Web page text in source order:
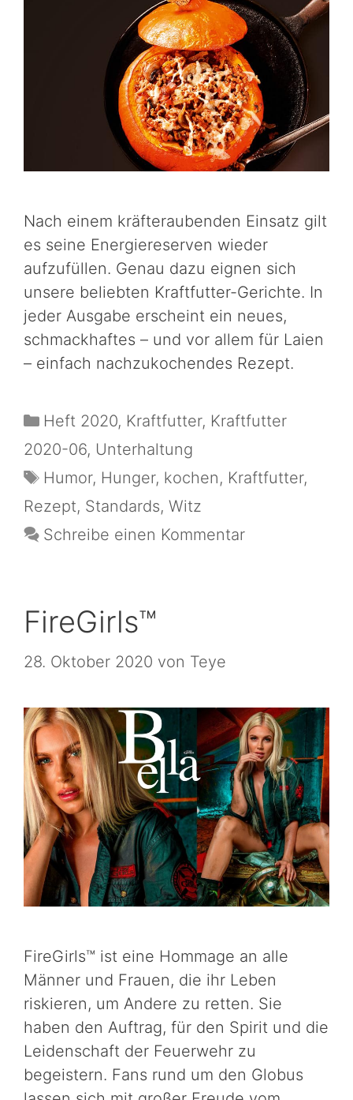
Nach einem kräfteraubenden Einsatz gilt
es seine Energiereserven wieder
aufzufüllen. Genau dazu eignen sich
unsere beliebten Kraftfutter-Gerichte. In
jeder Ausgabe erscheint ein neues,
schmackhaftes – und vor allem für Laien
– einfach nachzukochendes Rezept.
Heft 2020, Kraftfutter, Kraftfutter
2020-06, Unterhaltung
Humor, Hunger, kochen, Kraftfutter,
Rezept, Standards, Witz
Schreibe einen Kommentar
FireGirls™
28. Oktober 2020 von Teye
FireGirls™ ist eine Hommage an alle
Männer und Frauen, die ihr Leben
riskieren, um Andere zu retten. Sie
haben den Auftrag, für den Spirit und die
Leidenschaft der Feuerwehr zu
begeistern. Fans rund um den Globus